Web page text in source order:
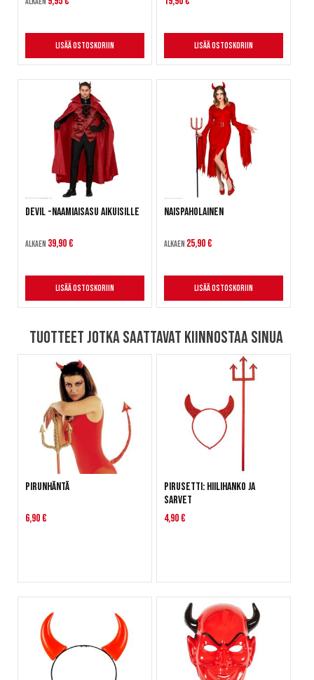
Lisää ostoskoriin Lisää ostoskoriin
Devil -naamiaisasu aikuisille
Alkaen 39,90 €
Lisää ostoskoriin
Naispaholainen
Alkaen 25,90 €
Lisää ostoskoriin
Tuotteet jotka saattavat kiinnostaa sinua
Pirunhäntä
6,90 €
Pirusetti: hiilihanko ja
sarvet
4,90 €